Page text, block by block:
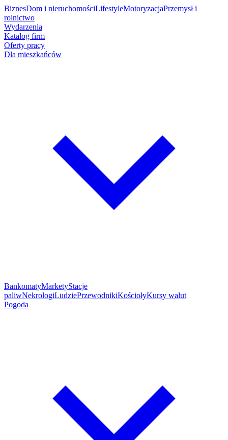
BiznesDom i nieruchomościLifestyleMotoryzacjaPrzemysł i
rolnictwo
Wydarzenia
Katalog firm
Oferty pracy
Dla mieszkańców
BankomatyMarketyStacje
paliwNekrologiLudziePrzewodnikiKościołyKursy walut
Pogoda